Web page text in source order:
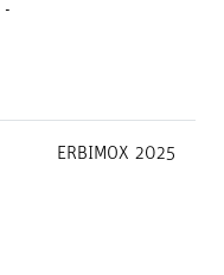
-
ERBIMOX 2025